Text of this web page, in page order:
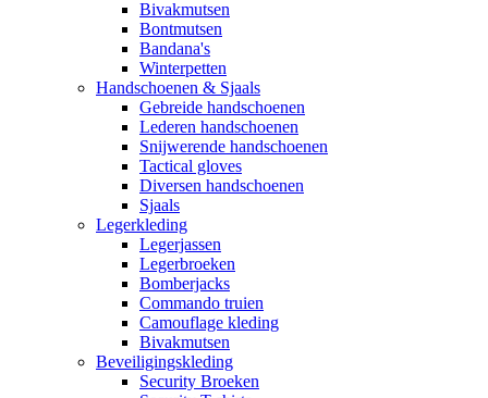
Bivakmutsen
Bontmutsen
Bandana's
Winterpetten
Handschoenen & Sjaals
Gebreide handschoenen
Lederen handschoenen
Snijwerende handschoenen
Tactical gloves
Diversen handschoenen
Sjaals
Legerkleding
Legerjassen
Legerbroeken
Bomberjacks
Commando truien
Camouflage kleding
Bivakmutsen
Beveiligingskleding
Security Broeken